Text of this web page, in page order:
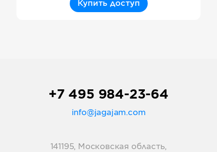
Купить доступ
+7 495 984-23-64
info@jagajam.com
141195, Московская область,